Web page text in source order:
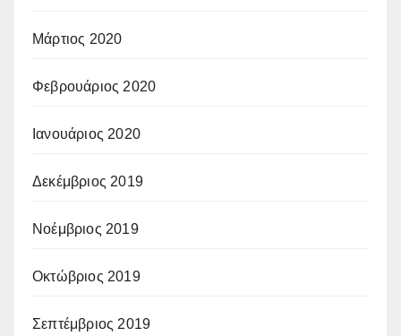
Μάρτιος 2020
Φεβρουάριος 2020
Ιανουάριος 2020
Δεκέμβριος 2019
Νοέμβριος 2019
Οκτώβριος 2019
Σεπτέμβριος 2019